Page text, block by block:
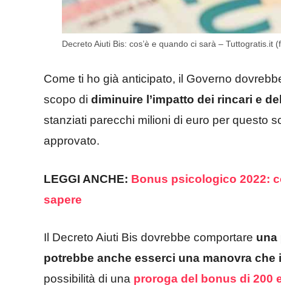
Decreto Aiuti Bis: cos’è e quando ci sarà – Tuttogratis.it
Come ti ho già anticipato, il Governo
scopo di diminuire l’impatto dei rincari e
stanziati parecchi milioni di euro per questo
approvato.
LEGGI ANCHE: Bonus psicologico 2022:
sapere
Il Decreto Aiuti Bis dovrebbe comportare una
potrebbe anche esserci una manovra che
possibilità di una proroga del bonus di 200